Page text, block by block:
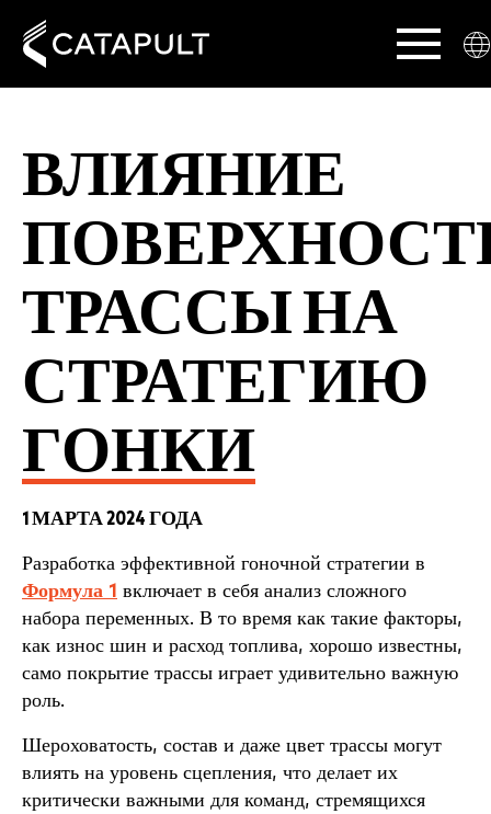
ВЛИЯНИЕ
ТРАССЫ НА
СТРАТЕГИЮ
ГОНКИ
1 МАРТА 2024 ГОДА
Разработка эффективной гоночной стратегии в
Формула 1 включает в себя анализ сложного
набора переменных. В то время как такие факторы,
как износ шин и расход топлива, хорошо известны,
само покрытие трассы играет удивительно важную
роль.
Шероховатость, состав и даже цвет трассы могут
влиять на уровень сцепления, что делает их
критически важными для команд, стремящихся